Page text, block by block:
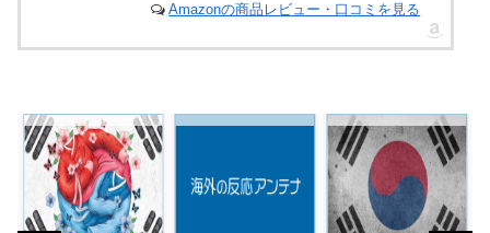
Amazonの商品レビュー・口コミを見る